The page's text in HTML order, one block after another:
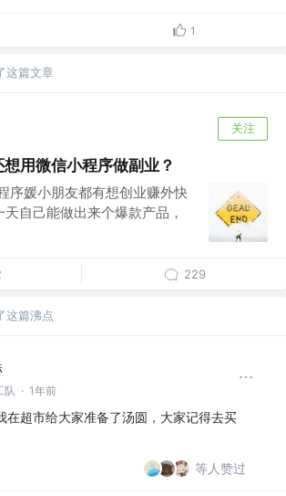
1
这篇文章
关注
用微信小程序做副业？
序媛小朋友都有想创业赚外快
自己能做出来个爆款产品，
229
这篇沸点
队 · 1年前
在超市给大家准备了汤圆，大家记得去买
等人赞过